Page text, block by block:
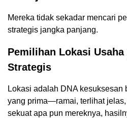
Mereka tidak sekadar mencari
strategis jangka panjang.
Pemilihan Lokasi Usaha
Strategis
Lokasi adalah DNA kesuksesan
yang prima—ramai, terlihat
sekuat apa pun mereknya,